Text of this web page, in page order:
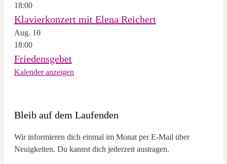
18:00
Klavierkonzert mit Elena Reichert
Aug. 10
18:00
Friedensgebet
Kalender anzeigen
Bleib auf dem Laufenden
Wir informieren dich einmal im Monat per E-Mail über
Neuigkeiten. Du kannst dich jederzeit austragen.